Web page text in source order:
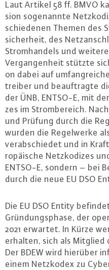
Laut Artikel 58 ff. BMVO
si­on so­ge­nann­te
schie­de­nen Themen des
si­cher­heit, des
Strom­han­dels und
Ver­gan­gen­heit stützte
on dabei auf
trei­ber und be­auf­trag­te
der ÜNB, ENTSO-E, mit
zes im Strom­be­reich.
und Prüfung durch die
wurden die Re­gel­wer­ke
ver­ab­schie­det und in
ro­päi­sche Netz­ko­di­zes
ENTSO-E, sondern – bei
durch die neue EU DSO
Die EU DSO Entity
Grün­dungs­pha­se, der
2021 erwartet. In Kürze
erhalten, sich als
Der BDEW wird hierüber
einem Netzkodex zu